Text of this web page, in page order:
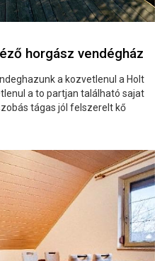
horgász vendégház
a kozvetlenul a Holt
a to partjan található sajat
tágas jól felszerelt kő